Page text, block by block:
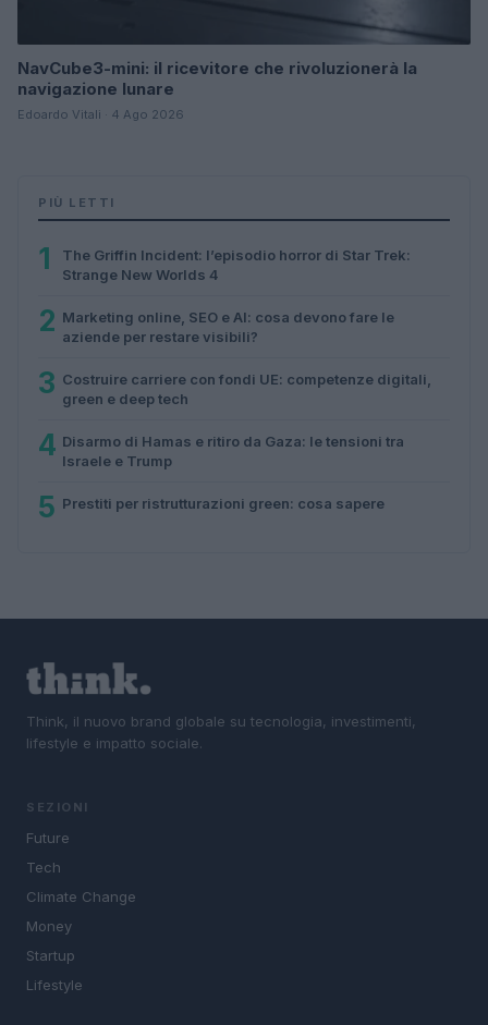
NavCube3-mini: il ricevitore che rivoluzionerà la
navigazione lunare
Edoardo Vitali · 4 Ago 2026
PIÙ LETTI
1
The Griffin Incident: l’episodio horror di Star Trek:
Strange New Worlds 4
2 Marketing online, SEO e AI: cosa devono fare le
aziende per restare visibili?
3 Costruire carriere con fondi UE: competenze digitali,
green e deep tech
4 Disarmo di Hamas e ritiro da Gaza: le tensioni tra
Israele e Trump
5 Prestiti per ristrutturazioni green: cosa sapere
Think, il nuovo brand globale su tecnologia, investimenti,
lifestyle e impatto sociale.
SEZIONI
Future
Tech
Climate Change
Money
Startup
Lifestyle